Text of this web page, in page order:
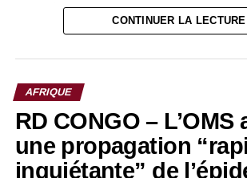
et le déploiement d’experts
d’une mobilisation accrue, mais
CONTINUER LA LECTURE
AFRIQUE
RD CONGO – L’OMS
une propagation
inquiétante” de